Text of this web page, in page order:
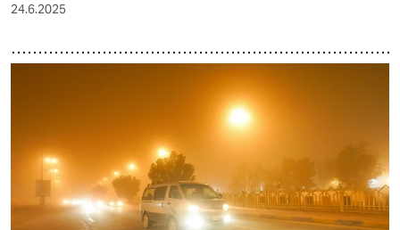
24.6.2025